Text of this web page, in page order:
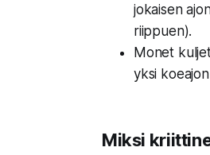
jokaisen
riippuen).
Monet
yksi
Miksi